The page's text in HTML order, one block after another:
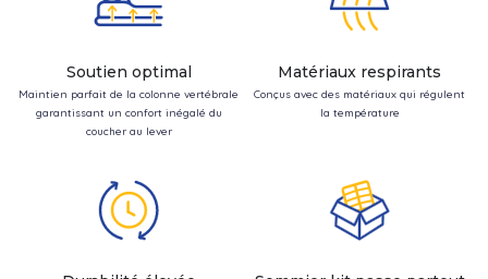
Soutien optimal
Maintien parfait de la colonne vertébrale
garantissant un confort inégalé du
coucher au lever
Matériaux respirants
Conçus avec des matériaux qui régulent
la température